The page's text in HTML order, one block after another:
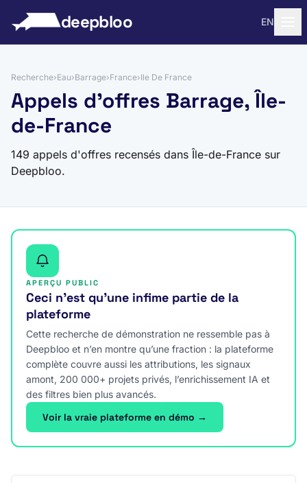
deepbloo EN
Recherche›Eau›Barrage›France›Ile De France
Appels d'offres Barrage, Île-
de-France
149 appels d'offres recensés dans Île-de-France sur
Deepbloo.
APERÇU PUBLIC
Ceci n’est qu’une infime partie de la
plateforme
Cette recherche de démonstration ne ressemble pas à
Deepbloo et n’en montre qu’une fraction : la plateforme
complète couvre aussi les attributions, les signaux
amont, 200 000+ projets privés, l’enrichissement IA et
des filtres bien plus avancés.
Voir la vraie plateforme en démo →